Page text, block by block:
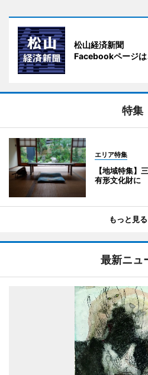
松山経済新聞
Facebookページは
特集
エリア特集
【地域特集】
有形文化財に
もっと見る
最新ニュ